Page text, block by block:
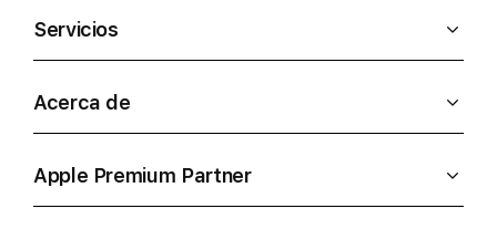
Servicios
Acerca de
Apple Premium Partner